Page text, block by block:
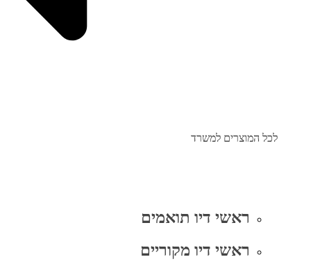
לכל המוצרים למשרד
ראשי דיו תואמים
ראשי דיו מקוריים